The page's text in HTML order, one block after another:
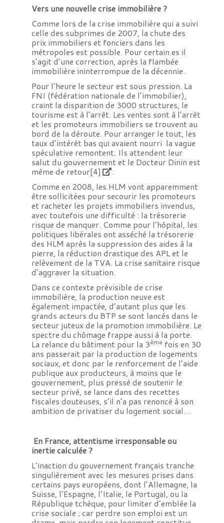
Vers une nouvelle crise immobilière ?
Comme lors de la crise immobilière qui a suivi
celle des subprimes de 2007, la chute des
prix immobiliers et fonciers dans les
métropoles est possible. Pour certain.es il
s’agit d’une correction, après la flambée
immobilière ininterrompue de la décennie.
Pour l’heure le secteur est sous pression. La
FNI (fédération nationale de l’immobilier),
craint la disparition de 3000 structures, le
tourisme est à l’arrêt. Les ventes sont à l’arrêt
et les promoteurs immobiliers se trouvent au
bord de la déroute. Pour arranger le tout, les
taux d’intérêt bas qui avaient nourri la vague
spéculative remontent. Ils attendent leur
salut du gouvernement et le Docteur Dinin est
même de retour[4]
.
Comme en 2008, les HLM vont apparemment
être sollicitées pour secourir les promoteurs
et racheter les projets immobiliers invendus,
avec toutefois une difficulté : la trésorerie
risque de manquer. Comme pour l’hôpital, les
politiques libérales ont asséché la trésorerie
des HLM après la suppression des aides à la
pierre, la réduction drastique des APL et le
relèvement de la TVA. La crise sanitaire risque
d’aggraver la situation.
Dans ce contexte prévisible de crise
immobilière, la production neuve est
également impactée, d’autant plus que les
grands acteurs du BTP se sont lancés dans le
secteur juteux de la promotion immobilière. Le
spectre du chômage frappe aussi à la porte.
La relance du bâtiment pour la 3ème fois en 30
ans passerait par la production de logements
sociaux, et donc par le renforcement de l’aide
publique aux producteurs, à moins que le
gouvernement, plus pressé de soutenir le
secteur privé, se lance dans des recettes
fiscales douteuses, s’il n’a pas renoncé à son
ambition de privatiser du logement social…
En France, attentisme irresponsable ou
inertie calculée ?
L’inaction du gouvernement français tranche
singulièrement avec les mesures prises dans
certains pays européens, dont l’Allemagne, la
Suisse, l’Espagne, l’Italie, le Portugal, ou la
République tchèque, pour limiter d’emblée la
crise sociale ; car perdre son emploi est un